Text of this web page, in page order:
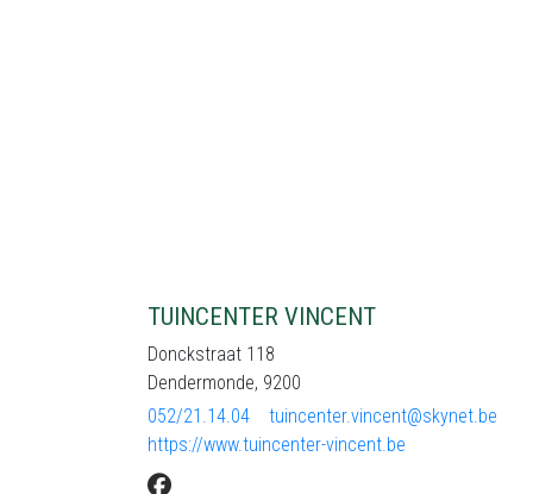
TUINCENTER VINCENT
Donckstraat 118
Dendermonde, 9200
052/21.14.04
tuincenter.vincent@skynet.be
https://www.tuincenter-vincent.be